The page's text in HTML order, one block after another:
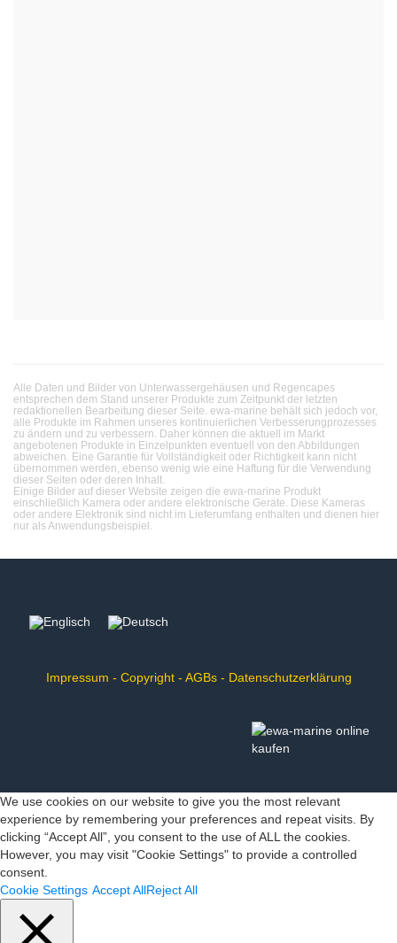
Alle Daten und Bilder von Unterwassergehäusen und Regencapes
entsprechen dem Stand unserer Produkte zum Zeitpunkt der letzten
redaktionellen Bearbeitung dieser Seite. ewa-marine behält sich jedoch vor,
alle Produkte im Rahmen unseres kontinuierlichen Verbesserungprozesses
zu ändern und zu verbessern. Daher können die aktuell im Markt
angebotenen Produkte in Einzelpunkten eventuell von den Abbildungen
abweichen. Eine Garantie für Vollständigkeit oder Richtigkeit kann nicht
übernommen werden, ebenso wenig wie eine Haftung für die Verwendung
dieser Seiten oder deren Inhalt.
Einige Bilder auf dieser Website zeigen die ewa-marine Produkt
einschließlich Kamera oder andere elektronische Geräte. Diese Kameras
oder andere Elektronik sind nicht im Lieferumfang enthalten und dienen hier
nur als Anwendungsbeispiel.
Impressum - Copyright- AGBs- Datenschutzerklärung
We use cookies on our website to give you the most relevant
experience by remembering your preferences and repeat visits. By
clicking “Accept All”, you consent to the use of ALL the cookies.
However, you may visit "Cookie Settings" to provide a controlled
consent.
Cookie Settings Accept AllReject All